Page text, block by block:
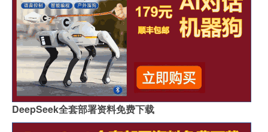
DeepSeek全套部署资料免费下载